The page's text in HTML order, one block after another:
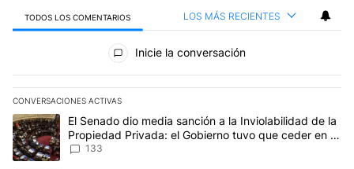
TODOS LOS COMENTARIOS LOS MÁS RECIENTES
Todos los comentarios
Inicie la conversación
CONVERSACIONES ACTIVAS
Este listado muestra los artículos con más comentarios en los
Un artículo de tendencia con el título "El Senado dio media
El Senado dio media sanción a la Inviolabilidad de la
Propiedad Privada: el Gobierno tuvo que ceder en la
Ley del Manejo del Fuego
133